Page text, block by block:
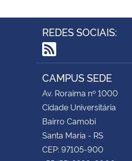
REDES SOCIAIS:
RSS
CAMPUS SEDE
Av. Roraima nº 1000
Cidade Universitária
Bairro Camobi
Santa Maria - RS
CEP: 97105-900